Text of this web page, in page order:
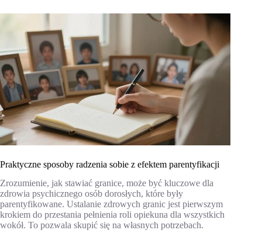
Praktyczne sposoby radzenia sobie z efektem parentyfikacji
Zrozumienie, jak stawiać granice, może być kluczowe dla
zdrowia psychicznego osób dorosłych, które były
parentyfikowane. Ustalanie zdrowych granic jest pierwszym
krokiem do przestania pełnienia roli opiekuna dla wszystkich
wokół. To pozwala skupić się na własnych potrzebach.